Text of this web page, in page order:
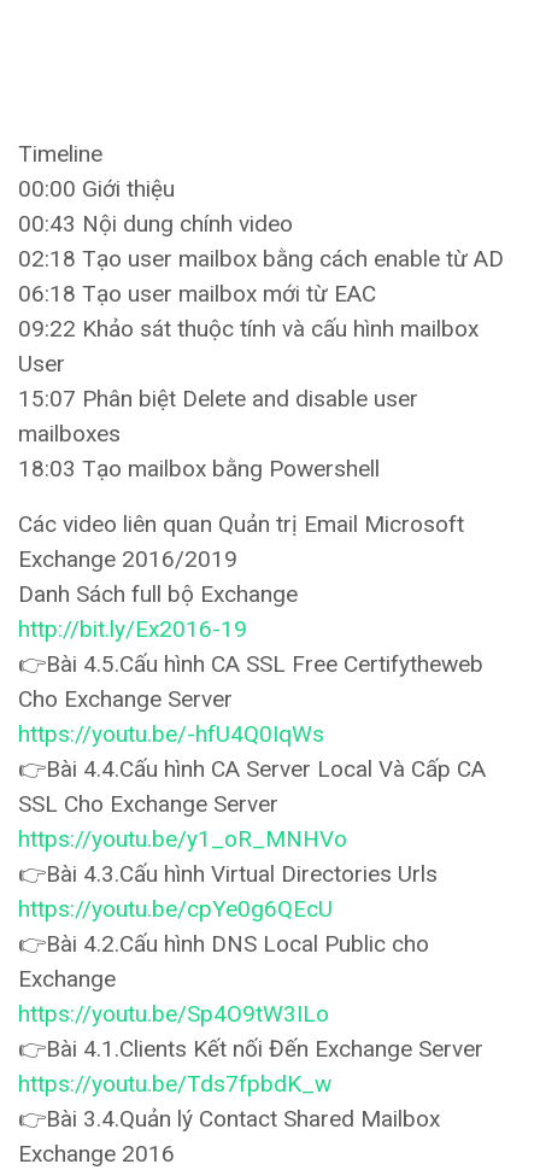
Timeline
00:00 Giới thiệu
00:43 Nội dung chính video
02:18 Tạo user mailbox bằng cách enable từ AD
06:18 Tạo user mailbox mới từ EAC
09:22 Khảo sát thuộc tính và cấu hình mailbox
User
15:07 Phân biệt Delete and disable user
mailboxes
18:03 Tạo mailbox bằng Powershell
Các video liên quan Quản trị Email Microsoft
Exchange 2016/2019
Danh Sách full bộ Exchange
http://bit.ly/Ex2016-19
👉Bài 4.5.Cấu hình CA SSL Free Certifytheweb
Cho Exchange Server
https://youtu.be/-hfU4Q0IqWs
👉Bài 4.4.Cấu hình CA Server Local Và Cấp CA
SSL Cho Exchange Server
https://youtu.be/y1_oR_MNHVo
👉Bài 4.3.Cấu hình Virtual Directories Urls
https://youtu.be/cpYe0g6QEcU
👉Bài 4.2.Cấu hình DNS Local Public cho
Exchange
https://youtu.be/Sp4O9tW3ILo
👉Bài 4.1.Clients Kết nối Đến Exchange Server
https://youtu.be/Tds7fpbdK_w
👉Bài 3.4.Quản lý Contact Shared Mailbox
Exchange 2016